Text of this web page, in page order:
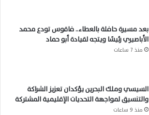
بعد مسيرة حافلة بالعطاء.. فاقوس تودع محمد
الأباصيري رئيسًا ويتجه لقيادة أبو حماد
منذ 7 ساعات
السيسي وملك البحرين يؤكدان تعزيز الشراكة
والتنسيق لمواجهة التحديات الإقليمية المشتركة
منذ 9 ساعات